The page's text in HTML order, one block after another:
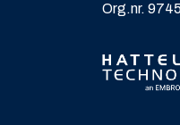
Org.nr.